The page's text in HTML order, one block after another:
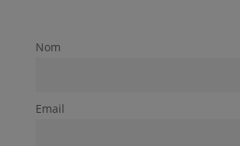
Nom
Email